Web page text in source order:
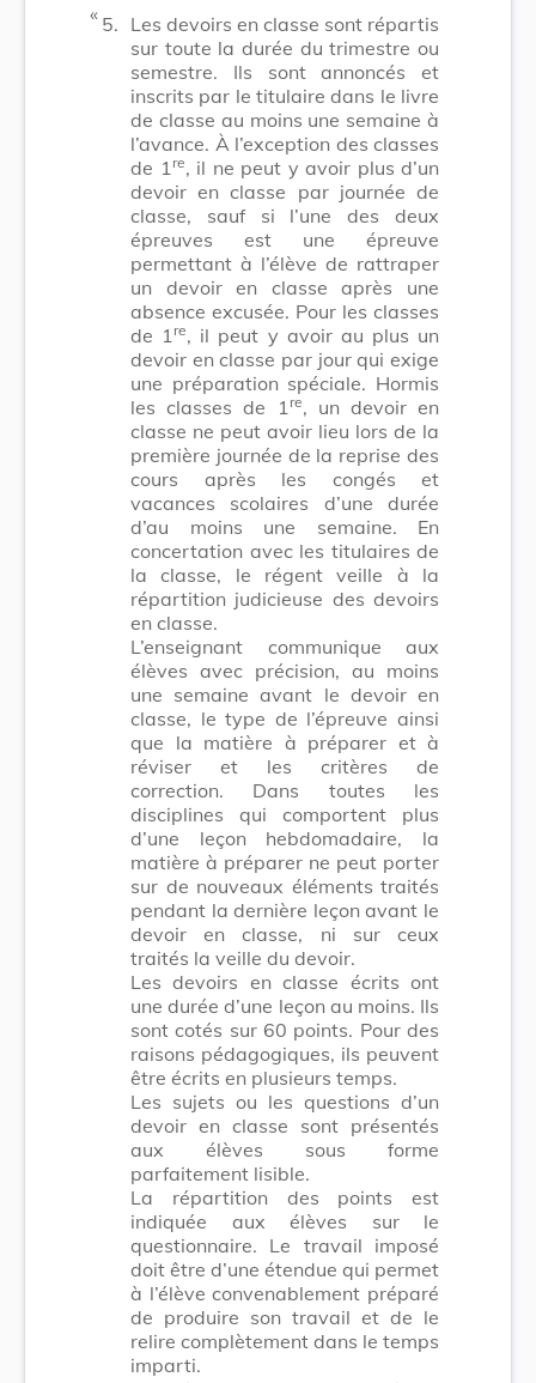
​ « 5. Les devoirs en classe sont répartis
sur toute la durée du trimestre ou
semestre. Ils sont annoncés et
inscrits par le titulaire dans le livre
de classe au moins une semaine à
l’avance. À l’exception des classes
de 1 re, il ne peut y avoir plus d’un
devoir en classe par journée de
classe, sauf si l’une des deux
épreuves est une épreuve
permettant à l’élève de rattraper
un devoir en classe après une
absence excusée. Pour les classes
de 1 re, il peut y avoir au plus un
devoir en classe par jour qui exige
une préparation spéciale. Hormis
les classes de 1 re, un devoir en
classe ne peut avoir lieu lors de la
première journée de la reprise des
cours après les congés et
vacances scolaires d’une durée
d’au moins une semaine. En
concertation avec les titulaires de
la classe, le régent veille à la
répartition judicieuse des devoirs
en classe.
L’enseignant communique aux
élèves avec précision, au moins
une semaine avant le devoir en
classe, le type de l’épreuve ainsi
que la matière à préparer et à
réviser et les critères de
correction. Dans toutes les
disciplines qui comportent plus
d’une leçon hebdomadaire, la
matière à préparer ne peut porter
sur de nouveaux éléments traités
pendant la dernière leçon avant le
devoir en classe, ni sur ceux
traités la veille du devoir.
Les devoirs en classe écrits ont
une durée d’une leçon au moins. Ils
sont cotés sur 60 points. Pour des
raisons pédagogiques, ils peuvent
être écrits en plusieurs temps.
Les sujets ou les questions d’un
devoir en classe sont présentés
aux élèves sous forme
parfaitement lisible.
La répartition des points est
indiquée aux élèves sur le
questionnaire. Le travail imposé
doit être d’une étendue qui permet
à l’élève convenablement préparé
de produire son travail et de le
relire complètement dans le temps
imparti.